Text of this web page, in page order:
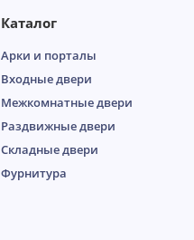
Каталог
Арки и порталы
Входные двери
Межкомнатные двери
Раздвижные двери
Складные двери
Фурнитура